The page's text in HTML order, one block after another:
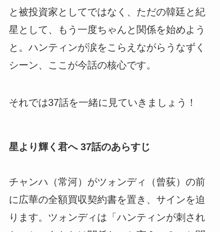
と被投資家としてではなく、ただの韓廷と紀
星として、もう一度ちゃんと関係を始めよう
と。ハンティンが涙をこらえながらうなずく
シーン、ここが今話の核心です。
それでは37話を一緒に見ていきましょう！
星より輝く君へ 37話のあらすじ
チャンハ（常河）がツォンディ（曾荻）の前
に広華の全額買収契約書を置き、サインを迫
ります。ツォンディは「ハンティンが刺され